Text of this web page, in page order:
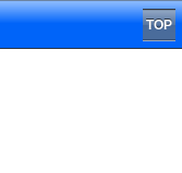
TOP